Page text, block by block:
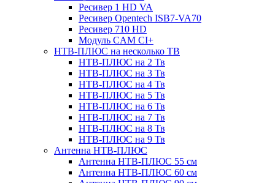
Ресивер 1 HD VA
Ресивер Opentech ISB7-VA70
Ресивер 710 HD
Модуль CAM CI+
НТВ-ПЛЮС на несколько ТВ
НТВ-ПЛЮС на 2 Тв
НТВ-ПЛЮС на 3 Тв
НТВ-ПЛЮС на 4 Тв
НТВ-ПЛЮС на 5 Тв
НТВ-ПЛЮС на 6 Тв
НТВ-ПЛЮС на 7 Тв
НТВ-ПЛЮС на 8 Тв
НТВ-ПЛЮС на 9 Тв
Антенна НТВ-ПЛЮС
Антенна НТВ-ПЛЮС 55 см
Антенна НТВ-ПЛЮС 60 см